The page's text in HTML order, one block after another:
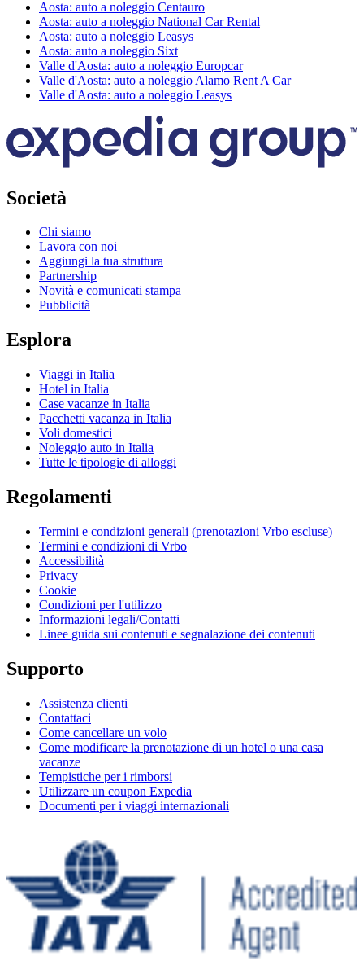
Aosta: auto a noleggio Centauro
Aosta: auto a noleggio National Car Rental
Aosta: auto a noleggio Leasys
Aosta: auto a noleggio Sixt
Valle d'Aosta: auto a noleggio Europcar
Valle d'Aosta: auto a noleggio Alamo Rent A Car
Valle d'Aosta: auto a noleggio Leasys
Società
Chi siamo
Lavora con noi
Aggiungi la tua struttura
Partnership
Novità e comunicati stampa
Pubblicità
Esplora
Viaggi in Italia
Hotel in Italia
Case vacanze in Italia
Pacchetti vacanza in Italia
Voli domestici
Noleggio auto in Italia
Tutte le tipologie di alloggi
Regolamenti
Termini e condizioni generali (prenotazioni Vrbo escluse)
Termini e condizioni di Vrbo
Accessibilità
Privacy
Cookie
Condizioni per l'utilizzo
Informazioni legali/Contatti
Linee guida sui contenuti e segnalazione dei contenuti
Supporto
Assistenza clienti
Contattaci
Come cancellare un volo
Come modificare la prenotazione di un hotel o una casa
vacanze
Tempistiche per i rimborsi
Utilizzare un coupon Expedia
Documenti per i viaggi internazionali